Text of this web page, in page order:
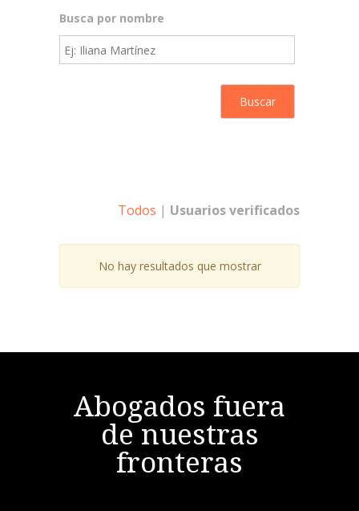
Busca por nombre
Todos | Usuarios verificados
No hay resultados que mostrar
Abogados fuera
de nuestras
fronteras